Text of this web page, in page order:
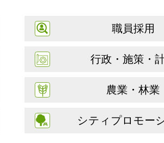
職員採用
行政・施策・
農業・林業
シティプロモー